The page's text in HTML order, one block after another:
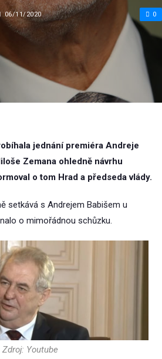
06/11/2020 0
jednání premiéra Andreje
Zemana ohledně návrhu
o tom Hrad a předseda vlády.
setkává s Andrejem Babišem u
o mimořádnou schůzku.
Zdroj: Youtube